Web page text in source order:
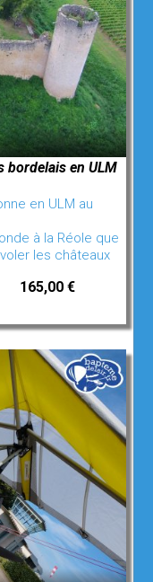
bordelais en ULM
en ULM au
à la Réole que
les châteaux
165,00 €